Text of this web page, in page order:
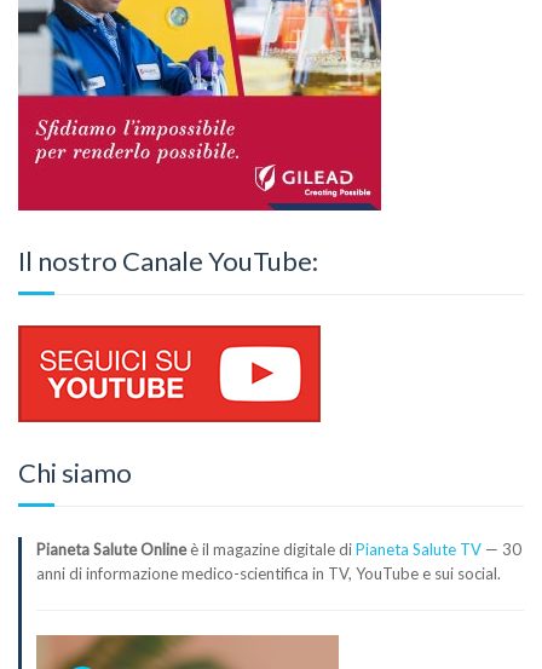
Il nostro Canale YouTube:
Chi siamo
Pianeta Salute Onlineè il magazine digitale diPianeta Salute TV — 30
anni di informazione medico-scientifica in TV, YouTube e sui social.